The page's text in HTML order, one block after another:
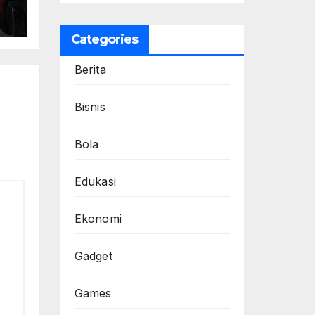
Categories
Berita
Bisnis
Bola
Edukasi
Ekonomi
Gadget
Games